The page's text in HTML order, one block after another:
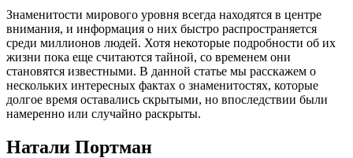
Знаменитости мирового уровня всегда находятся в центре
внимания, и информация о них быстро распространяется
среди миллионов людей. Хотя некоторые подробности об их
жизни пока еще считаются тайной, со временем они
становятся известными. В данной статье мы расскажем о
нескольких интересных фактах о знаменитостях, которые
долгое время оставались скрытыми, но впоследствии были
намеренно или случайно раскрыты.
Натали Портман